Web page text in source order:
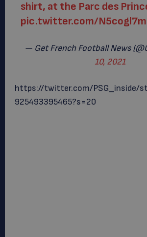
shirt, at the Parc des
pic.twitter.com/
— Get French Football News
10, 2021
https://twitter.com/PSG_inside/
925493395465?s=20